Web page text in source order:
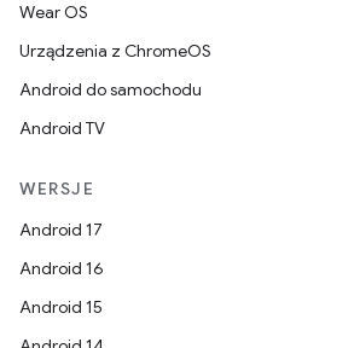
Wear OS
Urządzenia z ChromeOS
Android do samochodu
Android TV
WERSJE
Android 17
Android 16
Android 15